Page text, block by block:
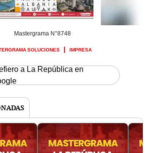
Mastergrama N°8748
SOLUCIONES IMPRESA
a La República en